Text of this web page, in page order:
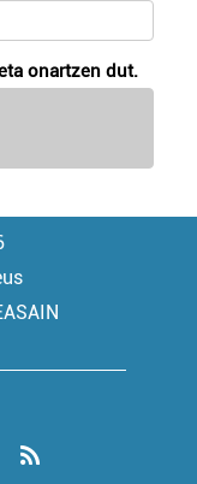
onartzen dut.